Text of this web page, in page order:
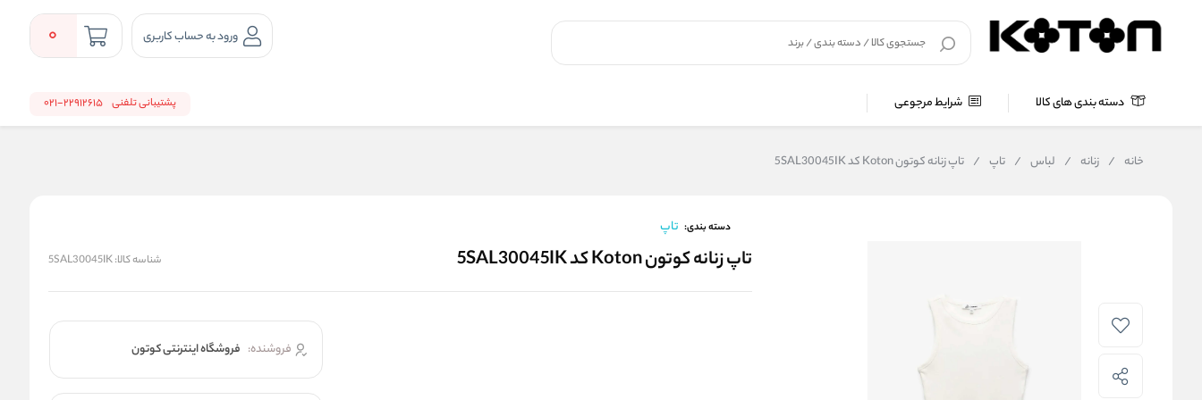
ورود به حساب کاربری 0
دسته بندی های کالا شرایط مرجوعی پشتیبانی تلفنی 22912615-021
خانه / زنانه / لباس / تاپ / تاپ زنانه کوتون Koton کد 5SAL30045IK
دسته بندی: تاپ
تاپ زنانه کوتون Koton کد 5SAL30045IK شناسه کالا:5SAL30045IK
فروشنده: فروشگاه اینترنتی کوتون